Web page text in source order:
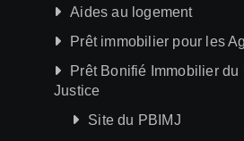
Aides au logement
Prêt immobilier pour les
Prêt Bonifié Immobilier du
Justice
Site du PBIMJ